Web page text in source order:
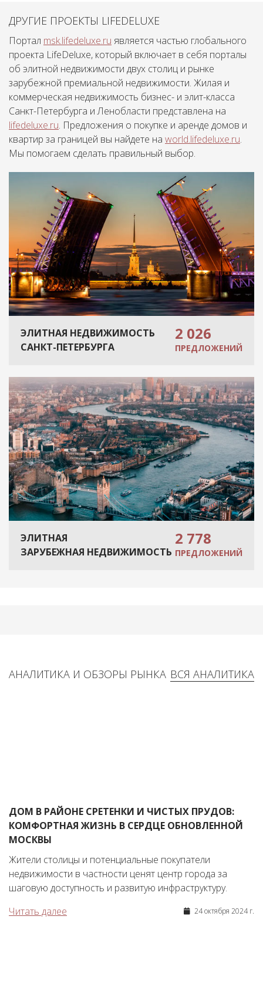
ДРУГИЕ ПРОЕКТЫ LIFEDELUXE
Портал msk.lifedeluxe.ru является частью глобального
проекта LifeDeluxe, который включает в себя порталы
об элитной недвижимости двух столиц и рынке
зарубежной премиальной недвижимости. Жилая и
коммерческая недвижимость бизнес- и элит-класса
Санкт-Петербурга и Ленобласти представлена на
lifedeluxe.ru. Предложения о покупке и аренде домов и
квартир за границей вы найдете на world.lifedeluxe.ru.
Мы помогаем сделать правильный выбор.
ЭЛИТНАЯ НЕДВИЖИМОСТЬ
САНКТ-ПЕТЕРБУРГА
2 026
ПРЕДЛОЖЕНИЙ
ЭЛИТНАЯ
ЗАРУБЕЖНАЯ НЕДВИЖИМОСТЬ
2 778
ПРЕДЛОЖЕНИЙ
ВСЯ АНАЛИТИКА
АНАЛИТИКА И ОБЗОРЫ РЫНКА
ДОМ В РАЙОНЕ СРЕТЕНКИ И ЧИСТЫХ ПРУДОВ:
КОМФОРТНАЯ ЖИЗНЬ В СЕРДЦЕ ОБНОВЛЕННОЙ
МОСКВЫ
Жители столицы и потенциальные покупатели
недвижимости в частности ценят центр города за
шаговую доступность и развитую инфраструктуру.
Читать далее
24 октября 2024 г.